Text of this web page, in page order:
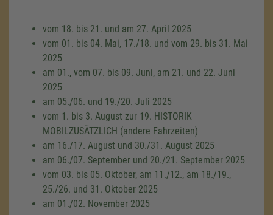
vom 18. bis 21. und am 27. April 2025
vom 01. bis 04. Mai, 17./18. und vom 29. bis 31. Mai
2025
am 01., vom 07. bis 09. Juni, am 21. und 22. Juni
2025
am 05./06. und 19./20. Juli 2025
vom 1. bis 3. August zur 19. HISTORIK
MOBILZUSÄTZLICH (andere Fahrzeiten)
am 16./17. August und 30./31. August 2025
am 06./07. September und 20./21. September 2025
vom 03. bis 05. Oktober, am 11./12., am 18./19.,
25./26. und 31. Oktober 2025
am 01./02. November 2025